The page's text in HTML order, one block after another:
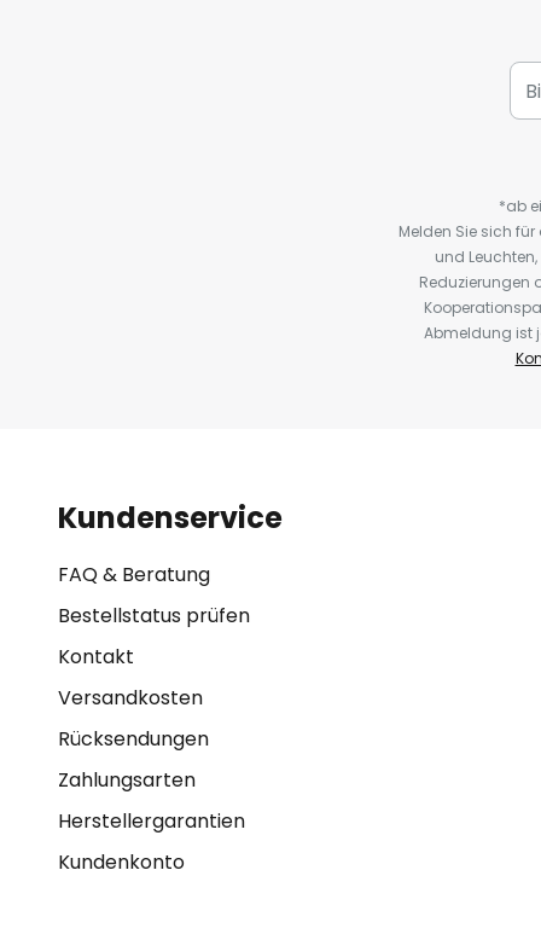
*ab
Melden Sie sich
und
Reduzierungen
Abmeldung ist
Kundenservice
FAQ & Beratung
Bestellstatus prüfen
Kontakt
Versandkosten
Rücksendungen
Zahlungsarten
Herstellergarantien
Kundenkonto